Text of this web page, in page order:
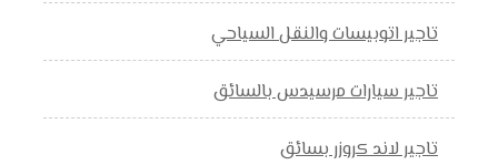
تاجير اتوبيسات والنقل السياحي
تاجير سيارات مرسيدس بالسائق
تاجير لاند كروزر بسائق